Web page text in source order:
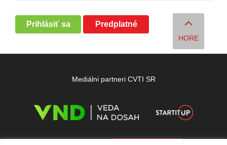
Prihlásiť sa Predplatné
HORE
Mediálni partneri CVTI SR